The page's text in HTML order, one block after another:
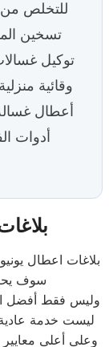
للتخلص
تسخين
توكيل
وقائية
أعطال
أدوات
بلاغات اعطال
سوف
وليس فقط أفضل
ليست خدمة
وعلى أعلى